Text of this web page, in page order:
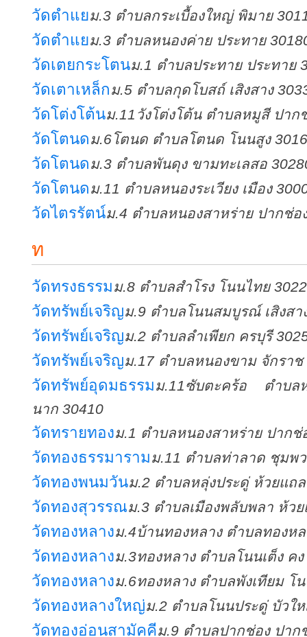
วัดตำแยม.3 ตำบลกระเบื้องใหญ่ พิมาย
วัดตำแยม.3 ตำบลหนองค่าย ประทาย
วัดเตยกระโตนม.1 ตำบลประทาย ประทาย
วัดเตาเหล็กม.5 ตำบลกุดโบสถ์ เสิงสาง
วัดโต่งโต้นม.11วังโต่งโต้น ตำบลหมูสี ปาก
วัดโตนดม.6โตนด ตำบลโตนด โนนสูง
วัดโตนดม.3 ตำบลพันดุง ขามทะเลสอ
วัดโตนดม.11 ตำบลหนองระเวียง เมือง
วัดไตรรัตน์ม.4 ตำบลหนองสาหร่าย ปากช่อ
ท
วัดทรงธรรมม.8 ตำบลสำโรง โนนไทย
วัดทรัพย์เจริญม.9 ตำบลโนนสมบูรณ์ เสิงสา
วัดทรัพย์เจริญม.2 ตำบลลำเพียก ครบุรี
วัดทรัพย์เจริญม.17 ตำบลหนองขาม จักราช
วัดทรัพย์อุดมธรรมม.11ซับตะคร้อ ตำบ
นาก 30410
วัดทรายทองม.1 ตำบลหนองสาหร่าย ปากช่
วัดทองธรรมารามม.11 ตำบลท่าลาด ชุมพว
วัดทองพนมวันม.2 ตำบลหลุ่งประดู่ ห้วยแถล
วัดทองสุวรรณม.3 ตำบลเมืองพลับพลา ห้วย
วัดทองหลางม.4บ้านทองหลาง ตำบลทองห
วัดทองหลางม.3ทองหลาง ตำบลโนนเต็ง คง
วัดทองหลางม.6ทองหลาง ตำบลพังเทียม โ
วัดทองหลางใหญ่ม.2 ตำบลโนนประดู่ บัวใ
วัดทองอ่อนสามัคคีม.9 ตำบลปากช่อง ปาก